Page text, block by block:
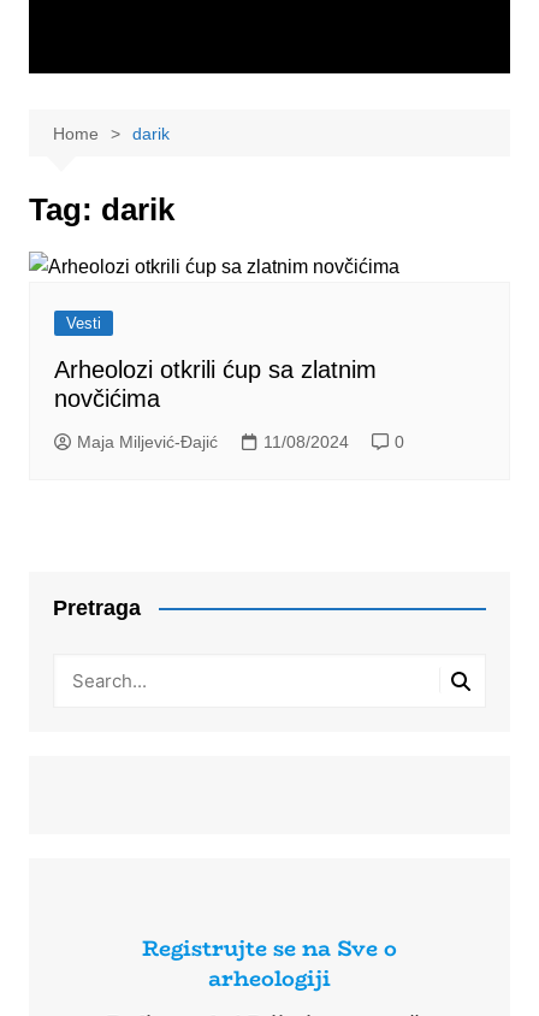
Home darik
Tag: darik
Vesti
Arheolozi otkrili ćup sa zlatnim
novčićima
Maja Miljević-Đajić 11/08/2024 0
Pretraga
Registrujte se na Sve o
arheologiji